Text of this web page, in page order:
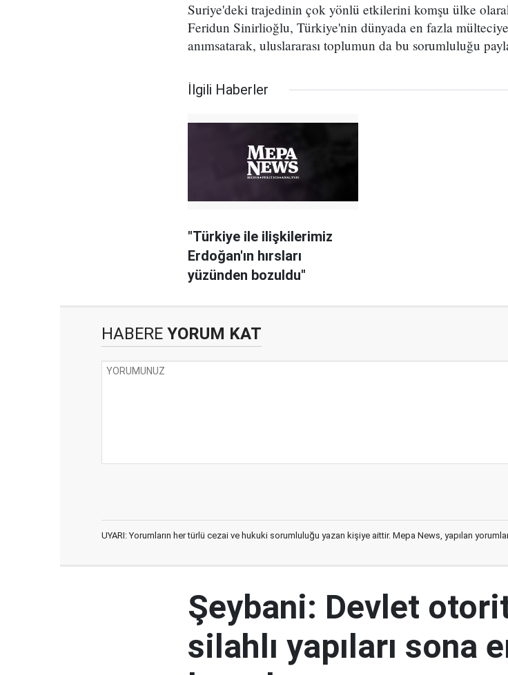
Suriye'deki trajedinin çok yönlü etkilerini komşu ülke
Feridun Sinirlioğlu, Türkiye'nin dünyada en fazla
anımsatarak, uluslararası toplumun da bu sorumluluğu
İlgili Haberler
"Türkiye ile ilişkilerimiz
Erdoğan'ın hırsları
yüzünden bozuldu"
HABERE YORUM KAT
UYARI: Yorumların her türlü cezai ve hukuki sorumluluğu yazan kişiye aittir. Mepa News, yapılan
Şeybani: Devlet
silahlı yapıları sona